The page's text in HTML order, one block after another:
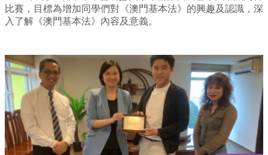
比賽，目標為增加同學們對《澳門基本法》的興趣及認識，深
入了解《澳門基本法》內容及意義。